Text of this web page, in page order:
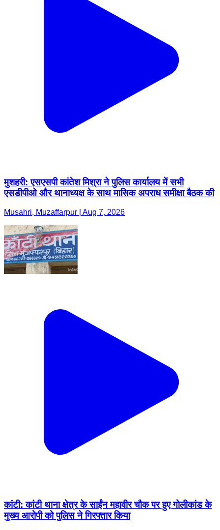
मुशहरी: एसएसपी कांतेश मिश्रा ने पुलिस कार्यालय में सभी
एसडीपीओ और थानाध्यक्ष के साथ मासिक अपराध समीक्षा बैठक की
Musahri, Muzaffarpur | Aug 7, 2026
कांटी: कांटी थाना क्षेत्र के साईंन महावीर चौक पर हुए गोलीकांड के
मुख्य आरोपी को पुलिस ने गिरफ्तार किया